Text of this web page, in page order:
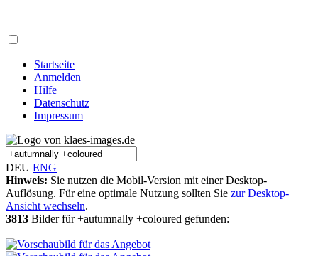
Startseite
Anmelden
Hilfe
Datenschutz
Impressum
DEU ENG
Hinweis: Sie nutzen die Mobil-Version mit einer Desktop-
Auflösung. Für eine optimale Nutzung sollten Sie zur Desktop-
Ansicht wechseln.
3813 Bilder für +autumnally +coloured gefunden: